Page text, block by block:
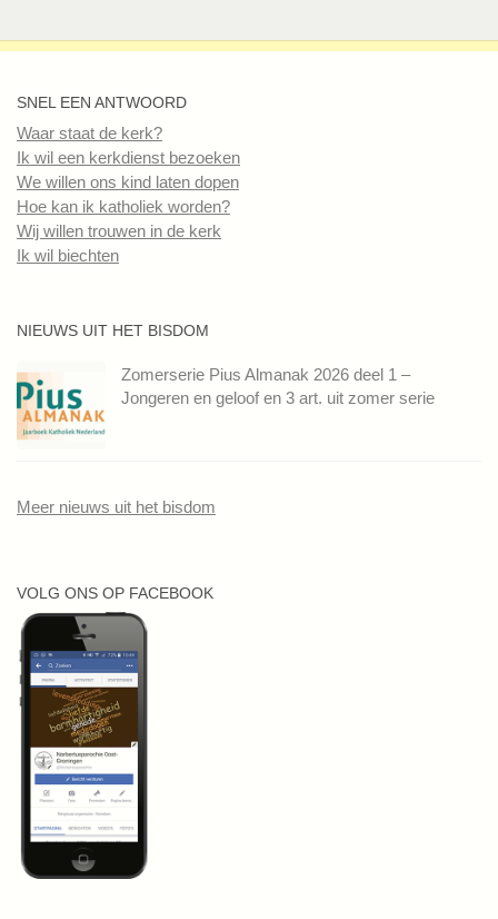
SNEL EEN ANTWOORD
Waar staat de kerk?
Ik wil een kerkdienst bezoeken
We willen ons kind laten dopen
Hoe kan ik katholiek worden?
Wij willen trouwen in de kerk
Ik wil biechten
NIEUWS UIT HET BISDOM
Zomerserie Pius Almanak 2026 deel 1 –
Jongeren en geloof en 3 art. uit zomer serie
Meer nieuws uit het bisdom
VOLG ONS OP FACEBOOK